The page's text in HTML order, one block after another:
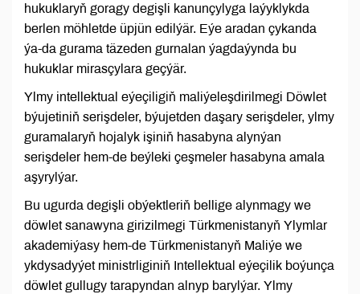
hukuklaryň goragy degişli kanunçylyga laýyklykda
berlen möhletde üpjün edilýär. Eýe aradan çykanda
ýa-da gurama täzeden gurnalan ýagdaýynda bu
hukuklar mirasçylara geçýär.
Ylmy intellektual eýeçiligiň maliýeleşdirilmegi Döwlet
býujetiniň serişdeler, býujetden daşary serişdeler, ylmy
guramalaryň hojalyk işiniň hasabyna alynýan
serişdeler hem-de beýleki çeşmeler hasabyna amala
aşyrylýar.
Bu ugurda degişli obýektleriň bellige alynmagy we
döwlet sanawyna girizilmegi Türkmenistanyň Ylymlar
akademiýasy hem-de Türkmenistanyň Maliýe we
ykdysadyýet ministrliginiň Intellektual eýeçilik boýunça
döwlet gullugy tarapyndan alnyp barylýar. Ylmy